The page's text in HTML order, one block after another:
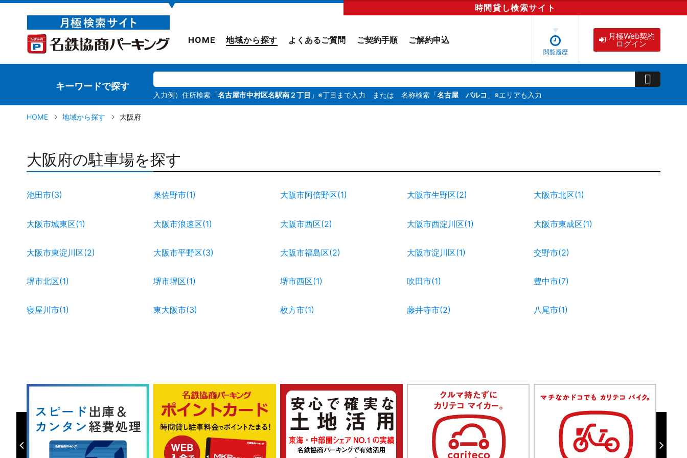
▼ 時間貸し検索サイト
HOME 地域から探す よくあるご質問 ご契約手順 ご解約申込
閲覧履歴
月極Web契約
ログイン
キーワードで探す
入力例）住所検索「名古屋市中村区名駅南２丁目 」※丁目まで入力 または 名称検索「名古屋 パルコ 」※エリアも入力
HOME 地域から探す 大阪府
大阪府の駐車場を探す
池田市(3) 泉佐野市(1) 大阪市阿倍野区(1) 大阪市生野区(2) 大阪市北区(1)
大阪市城東区(1) 大阪市浪速区(1) 大阪市西区(2) 大阪市西淀川区(1) 大阪市東成区(1)
大阪市東淀川区(2) 大阪市平野区(3) 大阪市福島区(2) 大阪市淀川区(1) 交野市(2)
堺市北区(1) 堺市堺区(1) 堺市西区(1) 吹田市(1) 豊中市(7)
寝屋川市(1) 東大阪市(3) 枚方市(1) 藤井寺市(2) 八尾市(1)